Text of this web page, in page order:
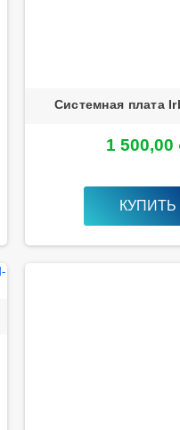
Системная плата
1 500,00
КУПИТЬ